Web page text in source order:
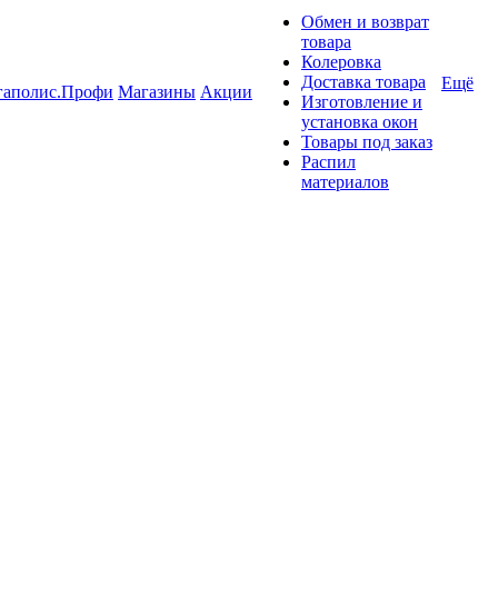
Магазины Акции
Обмен и возврат
товара
Колеровка
Доставка товара
Изготовление и
установка окон
Товары под заказ
Распил
материалов
Ещё